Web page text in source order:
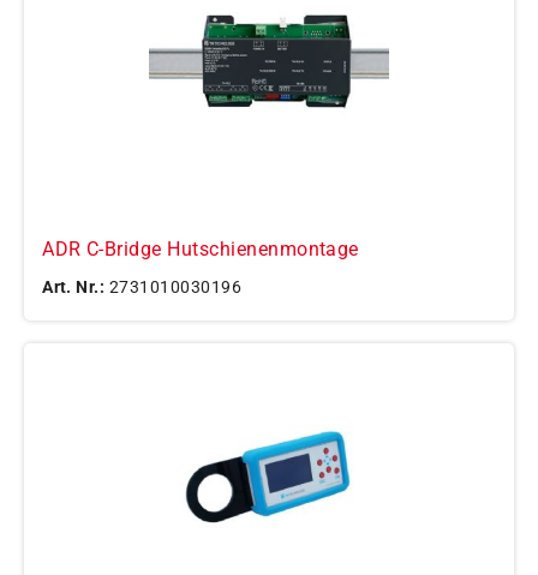
ADR C-Bridge Hutschienenmontage
Art. Nr.: 2731010030196